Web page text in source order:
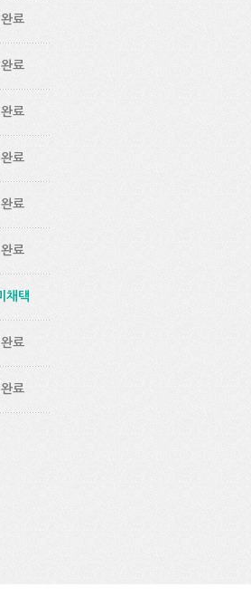
완료
완료
완료
완료
완료
완료
채택
완료
완료